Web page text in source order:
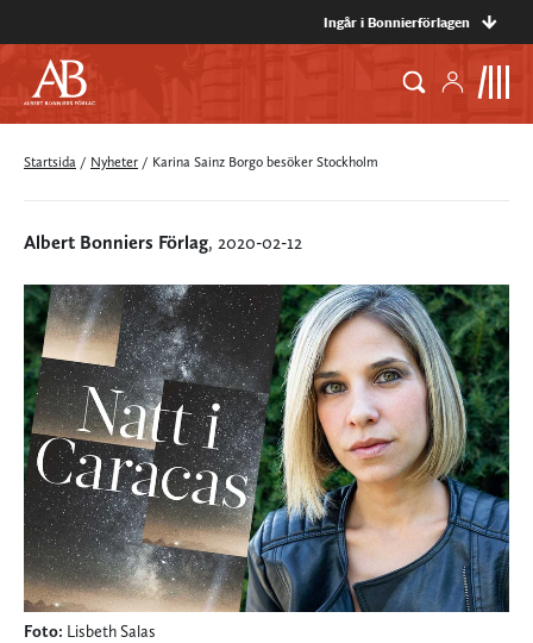
Ingår i Bonnierförlagen
Startsida / Nyheter / Karina Sainz Borgo besöker Stockholm
Albert Bonniers Förlag, 2020-02-12
Foto: Lisbeth Salas